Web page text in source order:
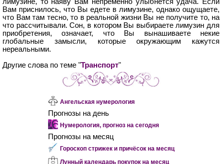
Вам приснилось, что Вы едете в лимузине, однако ощущаете,
что Вам там тесно, то в реальной жизни Вы не получите то, на
что рассчитывали. Сон, в котором Вы выбираете лимузин для
приобретения, означает, что Вы вынашиваете некие
глобальные замысли, которые окружающим кажутся
нереальными.
Другие слова по теме "Транспорт"
Ангельская нумерология
Прогнозы на день
Нумерология, прогноз на сегодня
Прогнозы на месяц
Гороскоп стрижек и причёсок на месяц
Лунный календарь покупок на месяц